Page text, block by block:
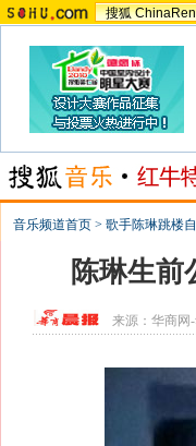
搜狐 ChinaRen
音乐频道首页 > 歌手陈琳跳楼
陈琳生前
来源： 华商网